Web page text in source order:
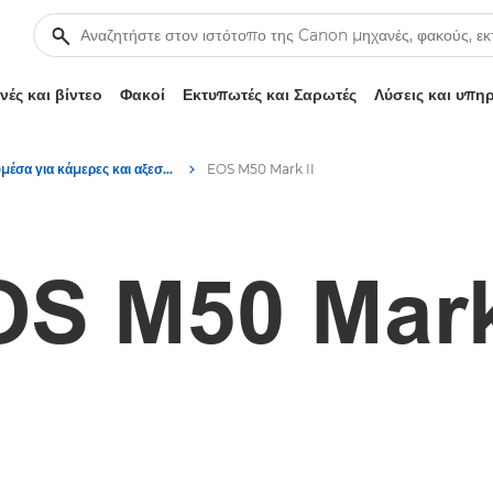
και βίντεο Φακοί Εκτυπωτές και Σαρωτές Λύσεις και
Πολυμέσα για κάμερες και αξεσουάρ – Κέντρο τύπου Canon EOS M50 Mark II
M50